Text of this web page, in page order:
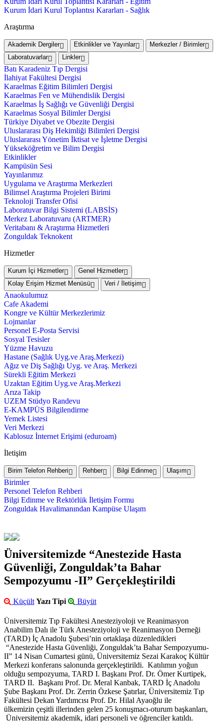
Kurum İdari Kurul Toplantısı Kararları - Sağlık
Araştırma
Akademik Dergiler Etkinlikler ve Yayınlar
Merkezler / Birimler
Laboratuvarlar
Linkler
Batı Karadeniz Tıp Dergisi
İlahiyat Fakültesi Dergisi
Karaelmas Eğitim Bilimleri Dergisi
Karaelmas Fen ve Mühendislik Dergisi
Karaelmas İş Sağlığı ve Güvenliği Dergisi
Karaelmas Sosyal Bilimler Dergisi
Türkiye Diyabet ve Obezite Dergisi
Uluslararası Diş Hekimliği Bilimleri Dergisi
Uluslararası Yönetim İktisat ve İşletme Dergisi
Yükseköğretim ve Bilim Dergisi
Etkinlikler
Kampüsün Sesi
Yayınlarımız
Uygulama ve Araştırma Merkezleri
Bilimsel Araştırma Projeleri Birimi
Teknoloji Transfer Ofisi
Laboratuvar Bilgi Sistemi (LABSİS)
Merkez Laboratuvaru (ARTMER)
Veritabanı & Araştırma Hizmetleri
Zonguldak Teknokent
Hizmetler
Kurum İçi Hizmetler
Genel Hizmetler
Kolay Erişim Hizmet Menüsü
Veri / İletişim
Anaokulumuz
Cafe Akademi
Kongre ve Kültür Merkezlerimiz
Lojmanlar
Personel E-Posta Servisi
Sosyal Tesisler
Yüzme Havuzu
Hastane (Sağlık Uyg.ve Araş.Merkezi)
Ağız ve Diş Sağlığı Uyg. ve Araş. Merkezi
Sürekli Eğitim Merkezi
Uzaktan Eğitim Uyg.ve Araş.Merkezi
Arıza Takip
UZEM Stüdyo Randevu
E-KAMPÜS Bilgilendirme
Yemek Listesi
Veri Merkezi
Kablosuz İnternet Erişimi (eduroam)
İletişim
Birim Telefon Rehberi Rehber Bilgi Edinme Ulaşım
Birimler
Personel Telefon Rehberi
Bilgi Edinme ve Rektörlük İletişim Formu
Zonguldak Havalimanından Kampüse Ulaşım
Üniversitemizde “Anestezide Hasta
Güvenliği, Zonguldak’ta Bahar
Sempozyumu -II” Gerçekleştirildi
Küçült Yazı Tipi Büyüt
Üniversitemiz Tıp Fakültesi Anesteziyoloji ve Reanimasyon
Anabilim Dalı ile Türk Anesteziyoloji ve Reanimasyon Derneği
(TARD) İç Anadolu Şubesi’nin ortaklaşa düzenledikleri
“Anestezide Hasta Güvenliği, Zonguldak’ta Bahar Sempozyumu-
II” 14 Nisan Cumartesi günü, Üniversitemiz Sezai Karakoç Kültür
Merkezi konferans salonunda gerçekleştirildi. Katılımın yoğun
olduğu sempozyuma, TARD I. Başkanı Prof. Dr. Ömer Kurtipek,
TARD II. Başkanı Prof. Dr. Meral Kanbak, TARD İç Anadolu
Şube Başkanı Prof. Dr. Zerrin Özkese Şatırlar, Üniversitemiz Tıp
Fakültesi Dekan Yardımcısı Prof. Dr. Hilal Ayaoğlu ile
ülkemizin çeşitli illerinden gelen 25 konuşmacı-oturum başkanları,
Üniversitemiz akademik, idari personeli ve öğrenciler katıldı.